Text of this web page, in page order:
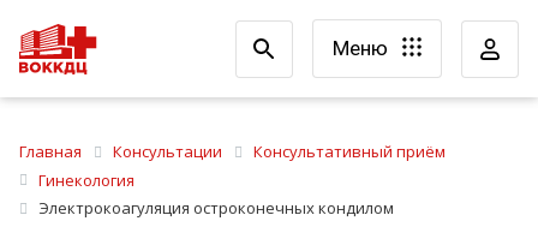
Меню
Главная Консультации
Консультативный приём
Гинекология
Электрокоагуляция остроконечных кондилом